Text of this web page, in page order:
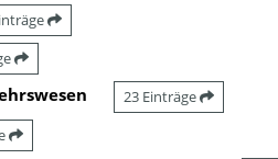
23 Einträge